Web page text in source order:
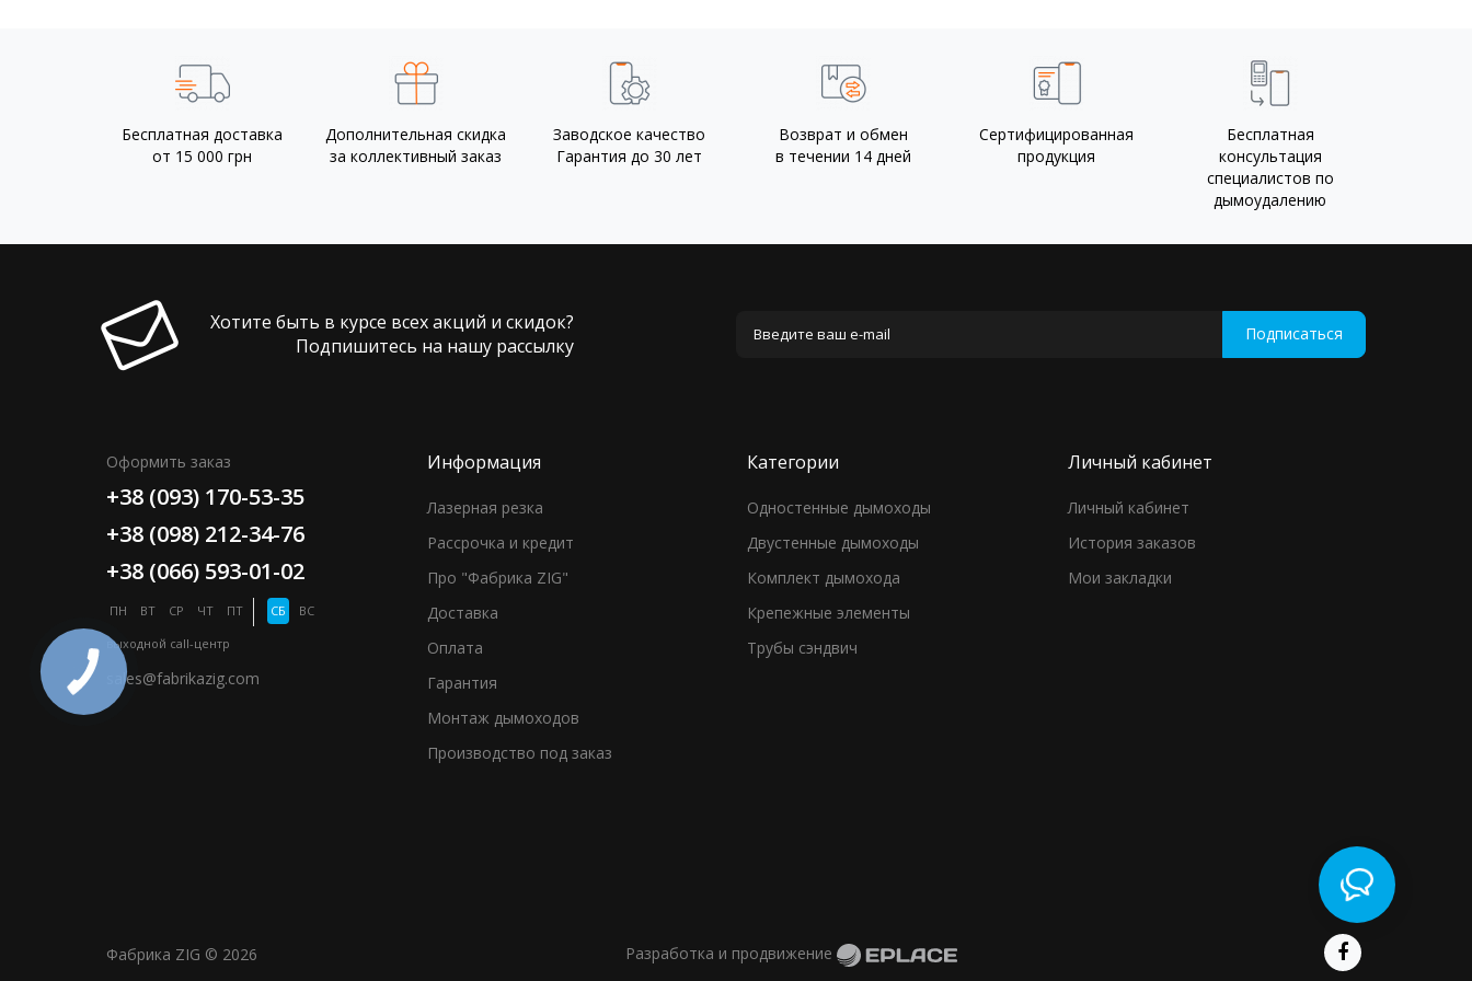
Бесплатная доставка
от 15 000 грн
Дополнительная скидка
за коллективный заказ
Заводское качество
Гарантия до 30 лет
Возврат и обмен
в течении 14 дней
Сертифицированная
продукция
Бесплатная
консультация
специалистов по
дымоудалению
Хотите быть в курсе всех акций и скидок?
Подпишитесь на нашу рассылку
Подписаться
Оформить заказ
+38 (093) 170-53-35
+38 (098) 212-34-76
+38 (066) 593-01-02
ПН ВТ СР ЧТ ПТ СБ
ВС
выходной call-центр
sales@fabrikazig.com
Информация
Лазерная резка
Рассрочка и кредит
Про "Фабрика ZIG"
Доставка
Оплата
Гарантия
Монтаж дымоходов
Производство под заказ
Категории
Одностенные дымоходы
Двустенные дымоходы
Комплект дымохода
Крепежные элементы
Трубы сэндвич
Личный кабинет
Личный кабинет
История заказов
Мои закладки
Фабрика ZIG © 2026 Разработка и продвижение